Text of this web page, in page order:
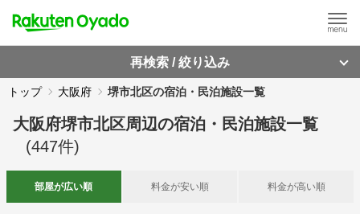
再検索 / 絞り込み
トップ 大阪府 堺市北区の宿泊・民泊施設一覧
大阪府堺市北区周辺の宿泊・民泊施設一覧
(447件)
部屋が広い順 料金が安い順 料金が高い順